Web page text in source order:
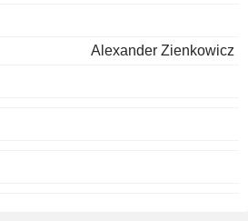
Alexander Zienkowicz